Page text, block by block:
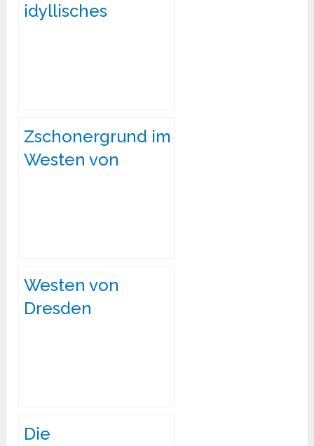
idyllisches
Zschonergrund im
Westen von
Westen von
Dresden
Die